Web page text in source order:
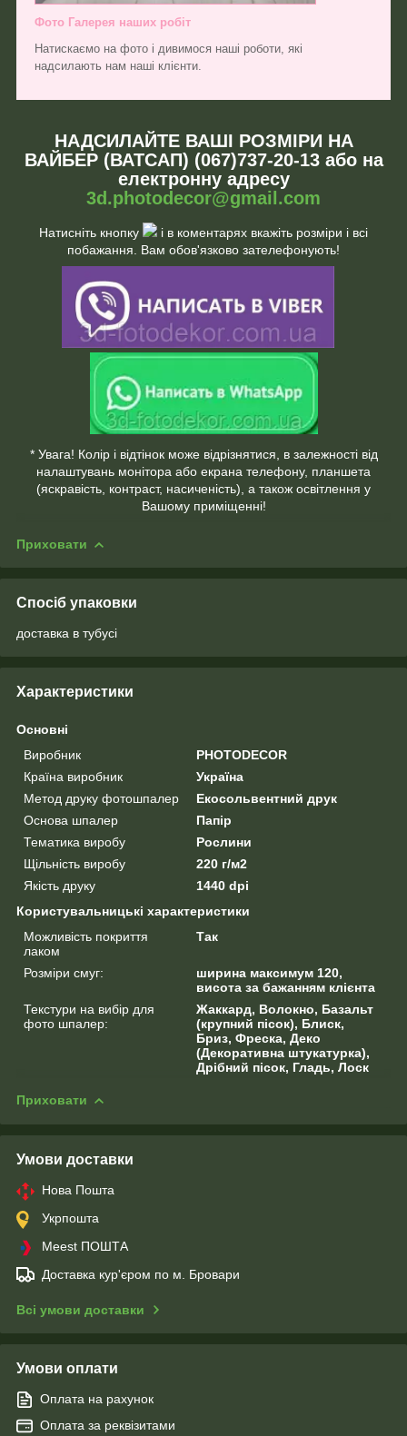
Фото Галерея наших робіт
Натискаємо на фото і дивимося наші роботи, які
надсилають нам наші клієнти.
НАДСИЛАЙТЕ ВАШІ РОЗМІРИ НА
ВАЙБЕР (ВАТСАП) (067)737-20-13 або на
електронну адресу
3d.photodecor@gmail.com
Натисніть кнопку
і в коментарях вкажіть розміри і всі
побажання. Вам обов'язково зателефонують!
* Увага! Колір і відтінок може відрізнятися, в залежності від
налаштувань монітора або екрана телефону, планшета
(яскравість, контраст, насиченість), а також освітлення у
Вашому приміщенні!
Приховати
Спосіб упаковки
доставка в тубусі
Характеристики
Основні
Виробник
PHOTODECOR
Країна виробник
Україна
Метод друку фотошпалер
Екосольвентний друк
Основа шпалер
Папір
Тематика виробу
Рослини
Щільність виробу
220 г/м2
Якість друку
1440 dpi
Користувальницькі характеристики
Можливість покриття
лаком
Так
Розміри смуг:
ширина максимум 120,
висота за бажанням клієнта
Текстури на вибір для
фото шпалер:
Жаккард, Волокно, Базальт
(крупний пісок), Блиск,
Бриз, Фреска, Деко
(Декоративна штукатурка),
Дрібний пісок, Гладь, Лоск
Приховати
Умови доставки
Нова Пошта
Укрпошта
Meest ПОШТА
Доставка кур'єром по м. Бровари
Всі умови доставки
Умови оплати
Оплата на рахунок
Оплата за реквізитами